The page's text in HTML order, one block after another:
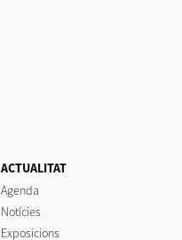
ACTUALITAT
Agenda
Notícies
Exposicions